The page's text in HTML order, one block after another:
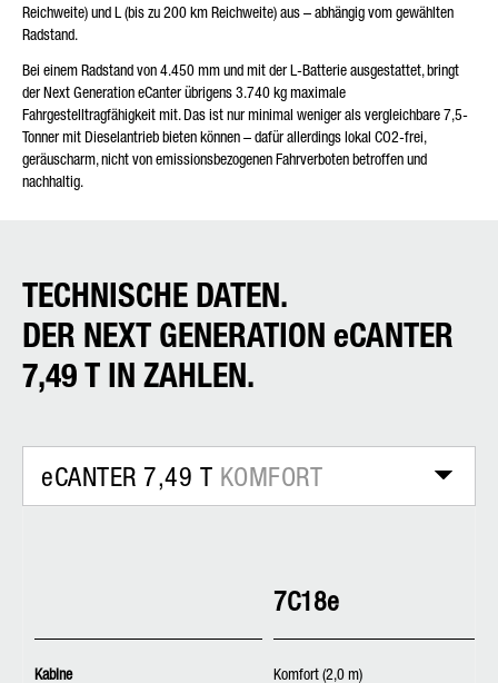
Reichweite) und L (bis zu 200 km Reichweite) aus – abhängig vom gewählten
Radstand.
Bei einem Radstand von 4.450 mm und mit der L-Batterie ausgestattet, bringt
der Next Generation eCanter übrigens 3.740 kg maximale
Fahrgestelltragfähigkeit mit. Das ist nur minimal weniger als vergleichbare 7,5-
Tonner mit Dieselantrieb bieten können – dafür allerdings lokal CO2-frei,
geräuscharm, nicht von emissionsbezogenen Fahrverboten betroffen und
nachhaltig.
TECHNISCHE DATEN.
DER NEXT GENERATION eCANTER
7,49 T IN ZAHLEN.
eCANTER 7,49 T KOMFORT
7C18e
Kabine Komfort (2,0 m)